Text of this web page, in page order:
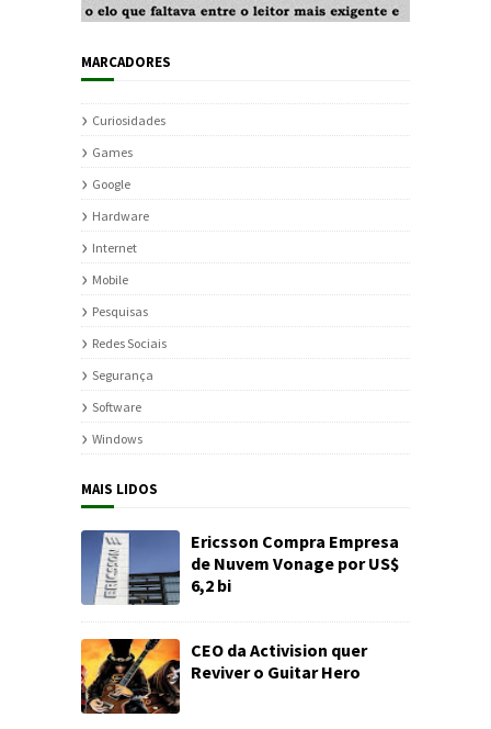
MARCADORES
Curiosidades
Games
Google
Hardware
Internet
Mobile
Pesquisas
Redes Sociais
Segurança
Software
Windows
MAIS LIDOS
Ericsson Compra Empresa
de Nuvem Vonage por US$
6,2 bi
CEO da Activision quer
Reviver o Guitar Hero